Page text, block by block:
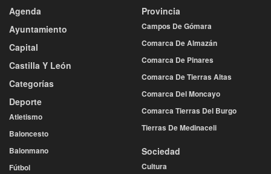
Agenda
Ayuntamiento
Capital
Castilla Y León
Categorías
Deporte
Atletismo
Baloncesto
Balonmano
Fútbol
Provincia
Campos De Gómara
Comarca De Almazán
Comarca De Pinares
Comarca De Tierras Altas
Comarca Del Moncayo
Comarca Tierras Del Burgo
Tierras De Medinaceli
Sociedad
Cultura